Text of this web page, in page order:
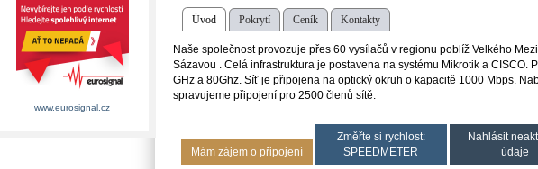
Úvod Pokrytí Ceník Kontakty
Naše společnost provozuje přes 60 vysílačů v regionu poblíž Velkého
Sázavou . Celá infrastruktura je postavena na systému Mikrotik a CISCO.
GHz a 80Ghz. Síť je připojena na optický okruh o kapacitě 1000 Mbps.
spravujeme připojení pro 2500 členů sítě.
Mám zájem o připojení
Změřte si rychlost:
SPEEDMETER
Nahlásit
údaje
www.eurosignal.cz